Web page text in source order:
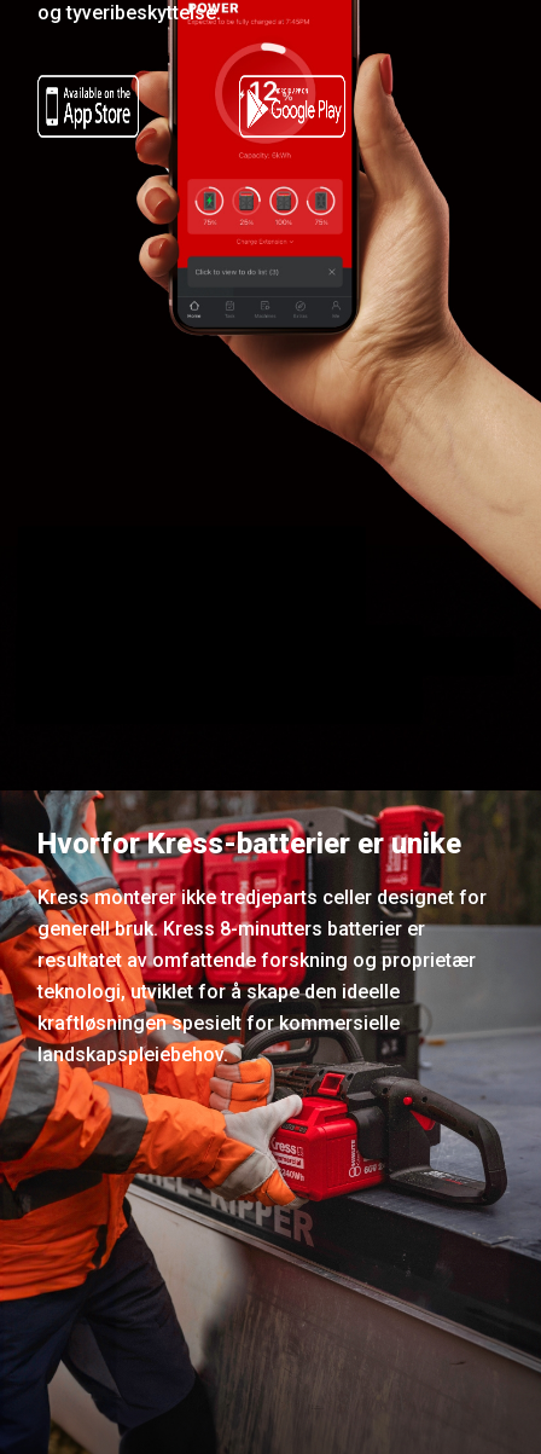
og tyveribeskyttelse.
Hvorfor Kress-batterier er unike
Kress monterer ikke tredjeparts celler designet for
generell bruk. Kress 8-minutters batterier er
resultatet av omfattende forskning og proprietær
teknologi, utviklet for å skape den ideelle
kraftløsningen spesielt for kommersielle
landskapspleiebehov.